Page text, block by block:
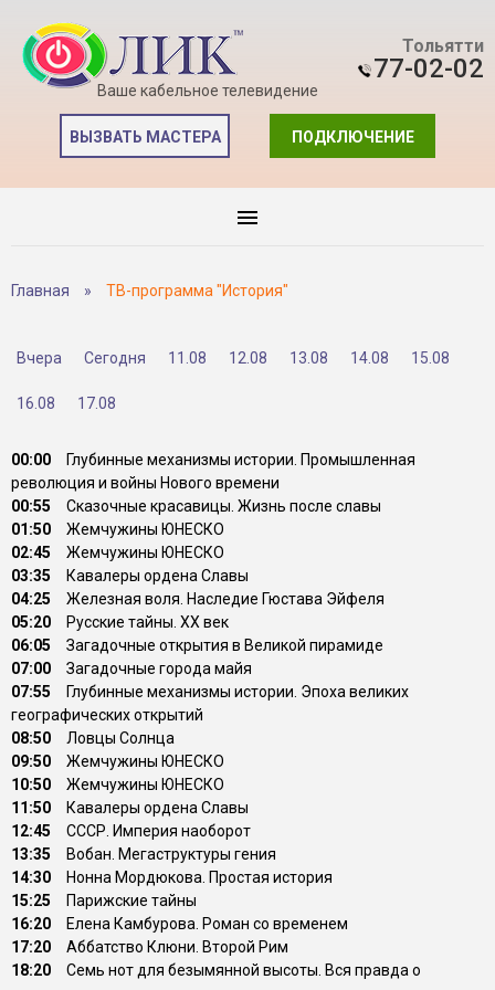
Ваше кабельное телевидение
Тольятти
77-02-02
ПОДКЛЮЧЕНИЕ
ВЫЗВАТЬ МАСТЕРА
Главная » ТВ-программа "История"
Вчера Сегодня 11.08 12.08 13.08 14.08 15.08
16.08 17.08
00:00
Глубинные механизмы истории. Промышленная
революция и войны Нового времени
00:55
Сказочные красавицы. Жизнь после славы
01:50
Жемчужины ЮНЕСКО
02:45
Жемчужины ЮНЕСКО
03:35
Кавалеры ордена Славы
04:25
Железная воля. Наследие Гюстава Эйфеля
05:20
Русские тайны. XX век
06:05
Загадочные открытия в Великой пирамиде
07:00
Загадочные города майя
07:55
Глубинные механизмы истории. Эпоха великих
географических открытий
08:50
Ловцы Солнца
09:50
Жемчужины ЮНЕСКО
10:50
Жемчужины ЮНЕСКО
11:50
Кавалеры ордена Славы
12:45
СССР. Империя наоборот
13:35
Вобан. Мегаструктуры гения
14:30
Нонна Мордюкова. Простая история
15:25
Парижские тайны
16:20
Елена Камбурова. Роман со временем
17:20
Аббатство Клюни. Второй Рим
18:20
Семь нот для безымянной высоты. Вся правда о